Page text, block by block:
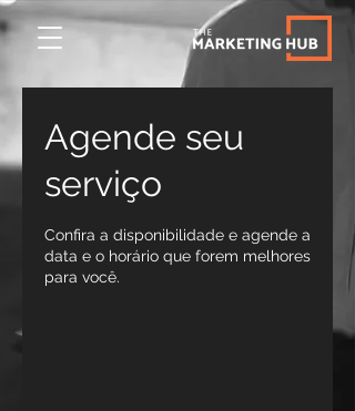
Agende seu
serviço
Confira a disponibilidade e agende a
data e o horário que forem melhores
para você.